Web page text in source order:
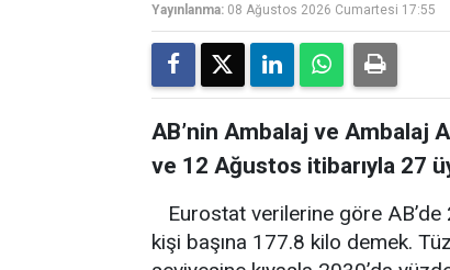
Yayınlanma: 08 Ağustos 2026 Cumartesi 17:55
AB’nin Ambalaj ve Ambalaj
ve 12 Ağustos itibarıyla 27
Eurostat verilerine göre
kişi başına 177.8 kilo demek.